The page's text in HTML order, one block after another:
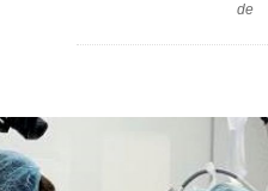
de